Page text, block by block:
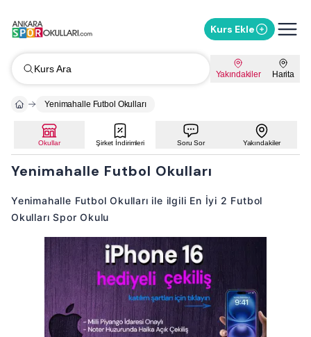
Kurs Ekle
Kurs Ara Yakındakiler Harita
Yenimahalle Futbol Okulları
Okullar Şirket İndirimleri Soru Sor Yakındakiler
Yenimahalle Futbol Okulları
Yenimahalle Futbol Okulları ile ilgili En İyi 2 Futbol
Okulları Spor Okulu